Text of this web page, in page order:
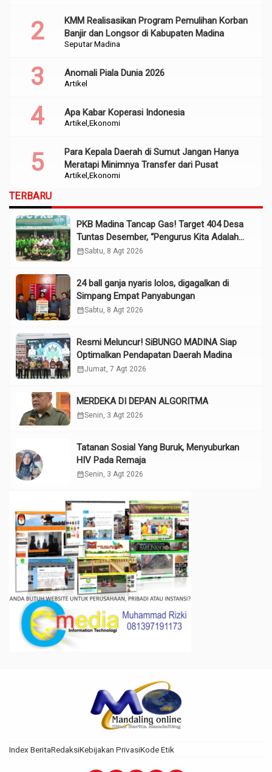
Seputar Madina
KMM Realisasikan Program Pemulihan Korban
Banjir dan Longsor di Kabupaten Madina
Artikel
Anomali Piala Dunia 2026
Artikel Ekonomi
Apa Kabar Koperasi Indonesia
Artikel Ekonomi
Para Kepala Daerah di Sumut Jangan Hanya
Meratapi Minimnya Transfer dari Pusat
TERBARU
PKB Madina Tancap Gas! Target 404 Desa
Tuntas Desember, “Pengurus Kita Adalah
Tokoh”
calendar_monthSabtu, 8 Agt 2026
24 ball ganja nyaris lolos, digagalkan di
Simpang Empat Panyabungan
calendar_monthSabtu, 8 Agt 2026
Resmi Meluncur! SiBUNGO MADINA Siap
Optimalkan Pendapatan Daerah Madina
calendar_monthJumat, 7 Agt 2026
MERDEKA DI DEPAN ALGORITMA
calendar_monthSenin, 3 Agt 2026
Tatanan Sosial Yang Buruk, Menyuburkan
HIV Pada Remaja
calendar_monthSenin, 3 Agt 2026
Index BeritaRedaksiKebijakan PrivasiKode Etik